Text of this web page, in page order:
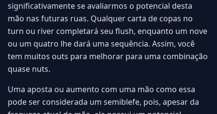
significativamente se avaliarmos o potencial desta
mão nas futuras ruas. Qualquer carta de copas no
turn ou river completará seu flush, enquanto um nove
ou um quatro lhe dará uma sequência. Assim, você
tem muitos outs para melhorar para uma combinação
quase nuts.
Uma aposta ou aumento com uma mão como essa
pode ser considerada um semiblefe, pois, apesar da